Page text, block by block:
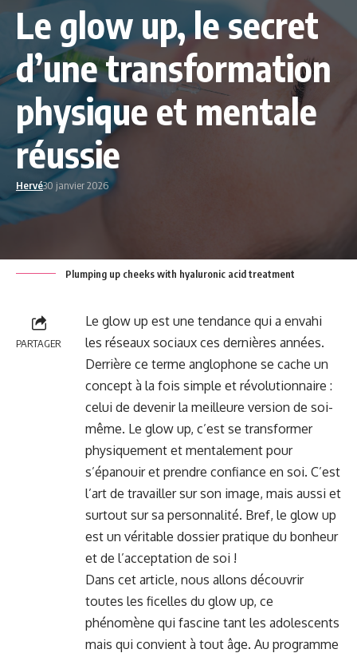
Le glow up, le secret
d’une transformation
physique et mentale
réussie
Hervé30 janvier 2026
Plumping up cheeks with hyaluronic acid treatment
PARTAGER
Le glow up est une tendance qui a envahi
les réseaux sociaux ces dernières années.
Derrière ce terme anglophone se cache un
concept à la fois simple et révolutionnaire :
celui de devenir la meilleure version de soi-
même. Le glow up, c’est se transformer
physiquement et mentalement pour
s’épanouir et prendre confiance en soi. C’est
l’art de travailler sur son image, mais aussi et
surtout sur sa personnalité. Bref, le glow up
est un véritable dossier pratique du bonheur
et de l’acceptation de soi !
Dans cet article, nous allons découvrir
toutes les ficelles du glow up, ce
phénomène qui fascine tant les adolescents
mais qui convient à tout âge. Au programme